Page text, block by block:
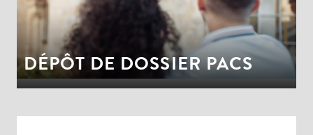
DÉPÔT DE DOSSIER PACS